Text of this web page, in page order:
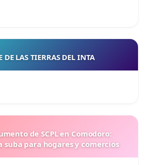
DE LAS TIERRAS DEL INTA
de SCPL en Comodoro:
suba para hogares y comercios